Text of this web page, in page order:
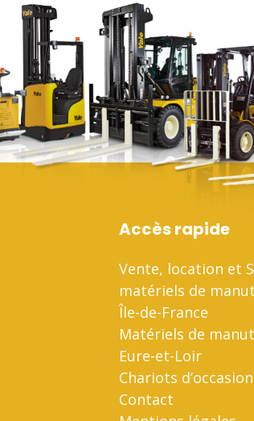
Accès rapide
Vente, location et
matériels de
Île-de-France
Matériels de
Eure-et-Loir
Chariots d’occasion
Contact